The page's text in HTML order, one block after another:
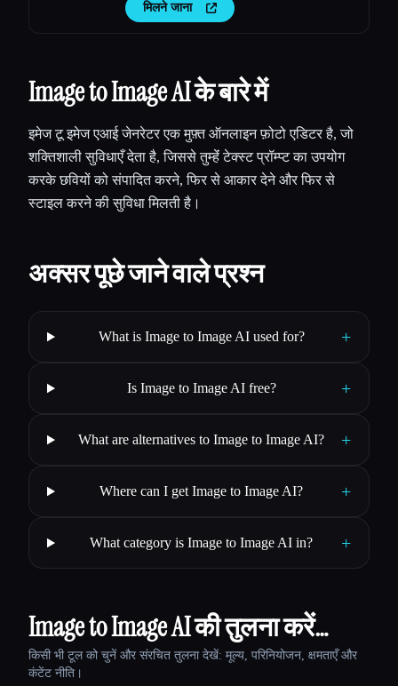
मिलने जाना
Image to Image AI के बारे में
इमेज टू इमेज एआई जेनरेटर एक मुफ़्त ऑनलाइन फ़ोटो एडिटर है, जो
शक्तिशाली सुविधाएँ देता है, जिससे तुम्हेंं टेक्स्ट प्रॉम्प्ट का उपयोग
करके छवियों को संपादित करने, फिर से आकार देने और फिर से
स्टाइल करने की सुविधा मिलती है।
अक्सर पूछे जाने वाले प्रश्न
What is Image to Image AI used for? +
Is Image to Image AI free? +
What are alternatives to Image to Image AI? +
Where can I get Image to Image AI? +
What category is Image to Image AI in? +
Image to Image AI की तुलना करें…
किसी भी टूल को चुनें और संरचित तुलना देखें: मूल्य, परिनियोजन, क्षमताएँ और
कंटेंट नीति।